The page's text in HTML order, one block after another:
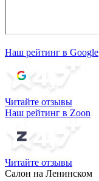
Наш рейтинг в Google
Читайте отзывы
Наш рейтинг в Zoon
Читайте отзывы
Салон на Ленинском